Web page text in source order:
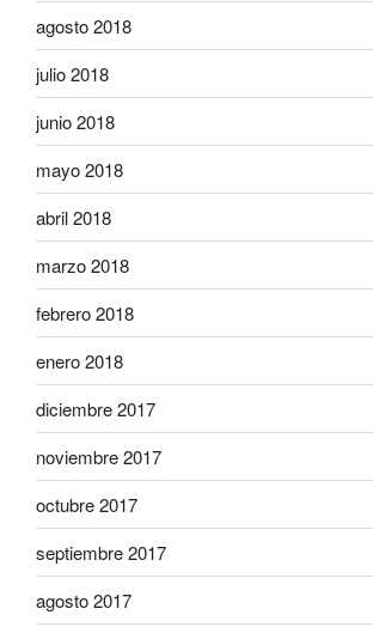
agosto 2018
julio 2018
junio 2018
mayo 2018
abril 2018
marzo 2018
febrero 2018
enero 2018
diciembre 2017
noviembre 2017
octubre 2017
septiembre 2017
agosto 2017